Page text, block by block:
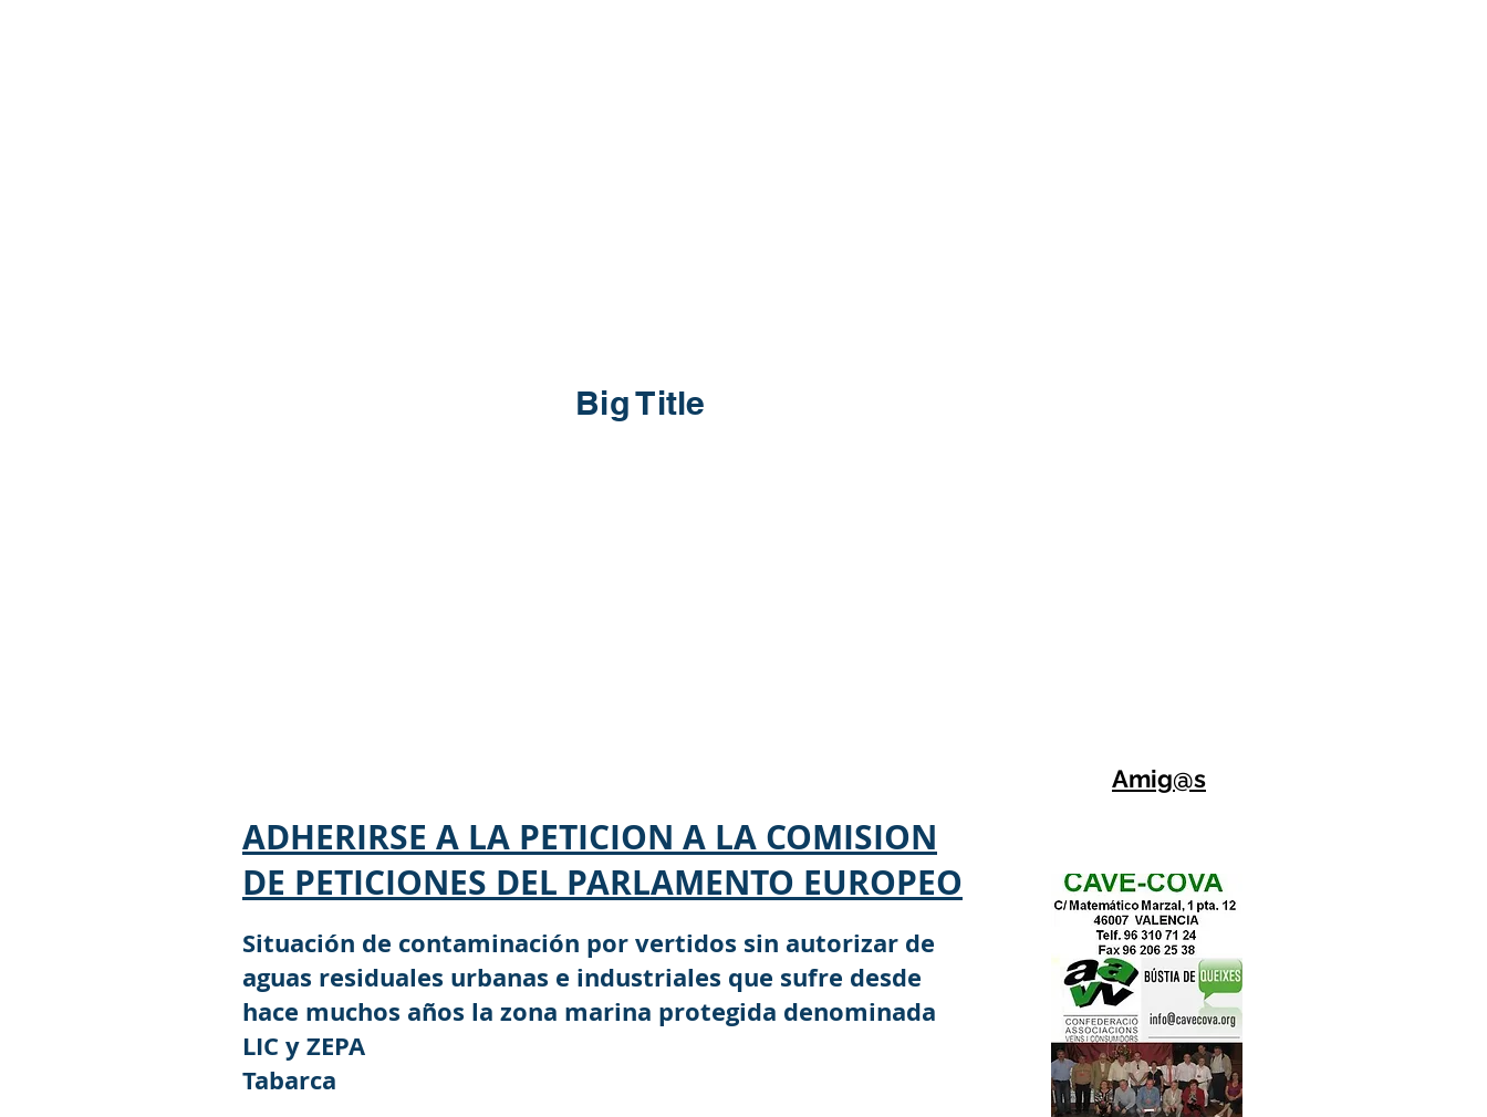
Big Title
Amig@s
ADHERIRSE A LA PETICION A LA COMISION
DE PETICIONES DEL PARLAMENTO EUROPEO
Situación de contaminación por vertidos sin autorizar de
aguas residuales urbanas e industriales que sufre desde
hace muchos años la zona marina protegida denominada
LIC y ZEPA
Tabarca